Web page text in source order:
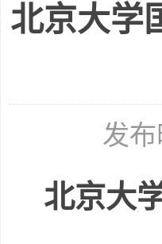
北京大学
发
北京大